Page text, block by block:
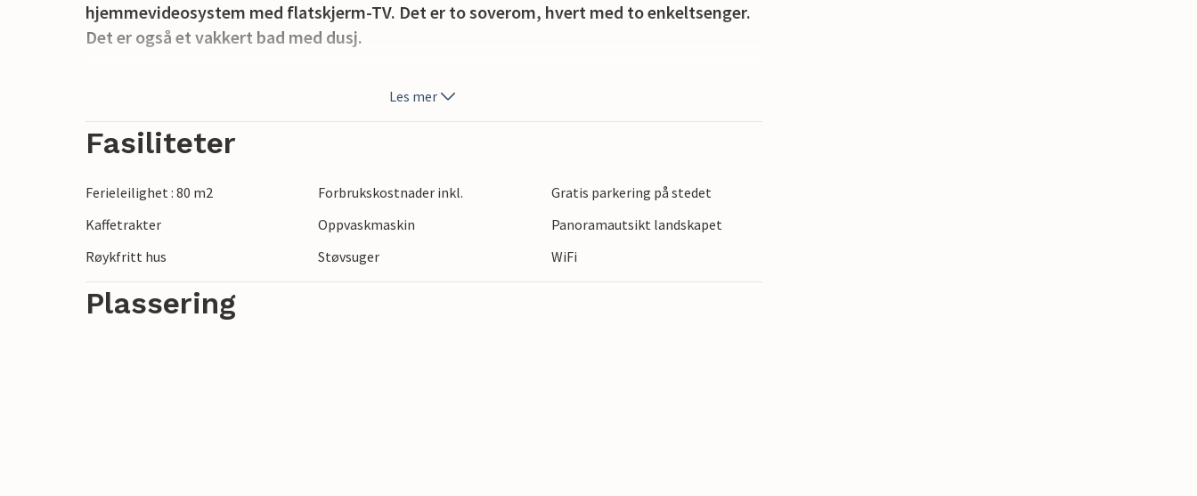
hjemmevideosystem med flatskjerm-TV. Det er to soverom, hvert med to enkeltsenger.
Det er også et vakkert bad med dusj.
På forsiden og baksiden av huset er det en balkong med sittegruppe hvor du kan
området rundt gir mulighet for mange aktiviteter.
Se frem til en spennende ferie i dette feriehuset nær stranden!
0373-3082-1065-40LE-IMDK
Les mer
Fasiliteter
Ferieleilighet : 80 m2 Forbrukskostnader inkl.
Gratis parkering på stedet
Kaffetrakter
Oppvaskmaskin
Panoramautsikt landskapet
Røykfritt hus
Støvsuger WiFi
Plassering